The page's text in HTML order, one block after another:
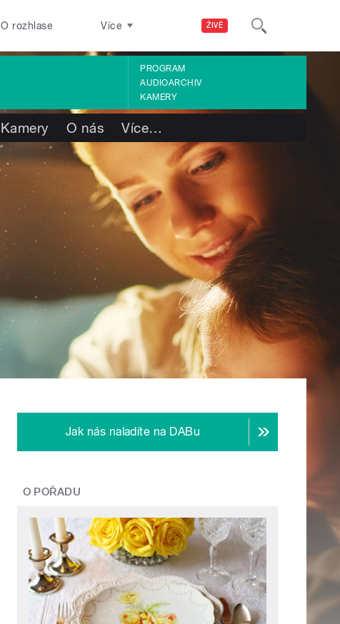
ŽIVĚ
O rozhlase Více
PROGRAM
AUDIOARCHIV
KAMERY
Kamery O nás Více…
Jak nás naladíte na DABu
O POŘADU